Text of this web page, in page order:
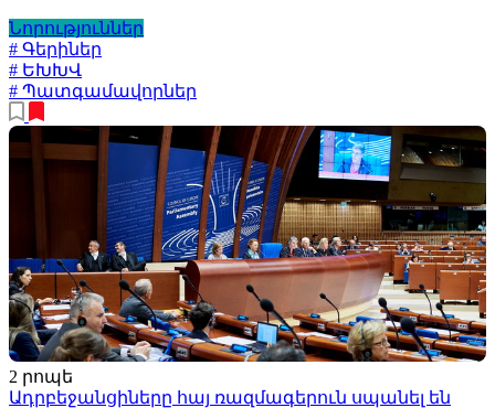
Նորություններ
# Գերիներ
# ԵԽԽՎ
# Պատգամավորներ
2 րոպե
Ադրբեջանցիները հայ ռազմագերուն սպանել են